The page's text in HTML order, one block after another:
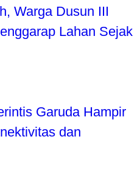
Warga Dusun III
Lahan Sejak
Garuda Hampir
dan